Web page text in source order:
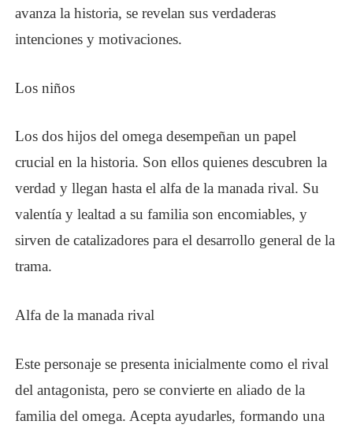
avanza la historia, se revelan sus verdaderas
intenciones y motivaciones.
Los niños
Los dos hijos del omega desempeñan un papel
crucial en la historia. Son ellos quienes descubren la
verdad y llegan hasta el alfa de la manada rival. Su
valentía y lealtad a su familia son encomiables, y
sirven de catalizadores para el desarrollo general de la
trama.
Alfa de la manada rival
Este personaje se presenta inicialmente como el rival
del antagonista, pero se convierte en aliado de la
familia del omega. Acepta ayudarles, formando una